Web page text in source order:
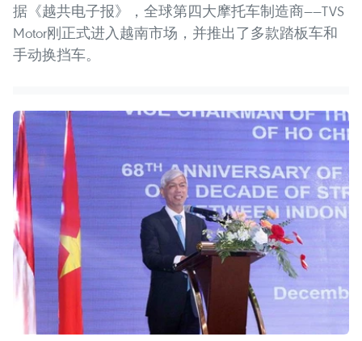
据《越共电子报》，全球第四大摩托车制造商——TVS
Motor刚正式进入越南市场，并推出了多款踏板车和
手动换挡车。